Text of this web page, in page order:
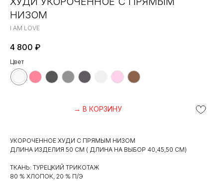
НИЗОМ
I AM LOVE
4 800 ₽
Цвет
→ В КОРЗИНУ
УКОРОЧЕННОЕ ХУДИ С ПРЯМЫМ НИЗОМ
ДЛИНА ИЗДЕЛИЯ 50 СМ ( ДЛИНА НА ВЫБОР 40,45,50 СМ)
ТКАНЬ: ТУРЕЦКИЙ ТРИКОТАЖ
80 % ХЛОПОК, 20 % П/Э